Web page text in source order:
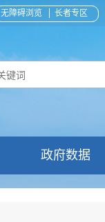
无障碍浏览 长者专区
政府数据